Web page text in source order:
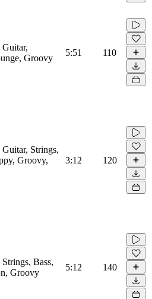
Guitar,
Groovy
5:51 110
Guitar, Strings,
Groovy,
3:12 120
Bass,
Groovy
5:12 140